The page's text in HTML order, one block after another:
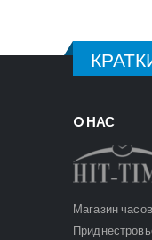
O НАС
Магазин